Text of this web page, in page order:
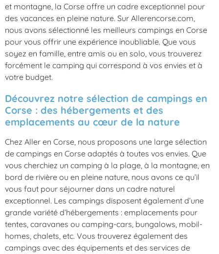
et montagne, la Corse offre un cadre exceptionnel pour
des vacances en pleine nature. Sur Allerencorse.com,
nous avons sélectionné les meilleurs campings en Corse
pour vous offrir une expérience inoubliable. Que vous
soyez en famille, entre amis ou en solo, vous trouverez
forcément le camping qui correspond à vos envies et à
votre budget.
Découvrez notre sélection de campings en
Corse : des hébergements et des
emplacements au cœur de la nature
Chez Aller en Corse, nous proposons une large sélection
de campings en Corse adaptés à toutes vos envies. Que
vous cherchiez un camping à la plage, à la montagne, en
bord de rivière ou en pleine nature, nous avons ce qu’il
vous faut pour séjourner dans un cadre naturel
exceptionnel. Les campings disposent également d’une
grande variété d’hébergements : emplacements pour
tentes, caravanes ou camping-cars, bungalows, mobil-
homes, chalets, etc. Vous trouverez également des
campings avec des équipements et des services de